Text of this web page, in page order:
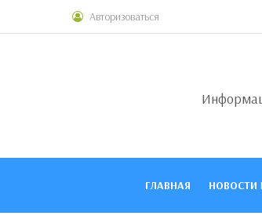
Авторизоваться
ГЛАВНАЯ НОВОСТИ